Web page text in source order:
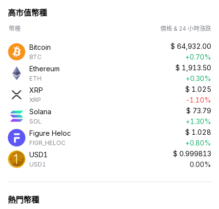
高市值幣種
幣種 價格 & 24 小時漲跌
Bitcoin
BTC
$ 64,932.00
+0.70%
Ethereum
ETH
$ 1,913.50
+0.30%
XRP
XRP
$ 1.025
-1.10%
Solana
SOL
$ 73.79
+1.30%
Figure Heloc
FIGR_HELOC
$ 1.028
+0.80%
USD1
USD1
$ 0.999813
0.00%
熱門幣種